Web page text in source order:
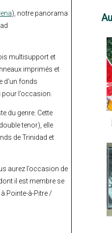
), notre panorama
multisupport et
imprimés et
d’un fonds
l’occasion.
du genre. Cette
tenor), elle
de Trinidad et
aurez l’occasion de
il est membre se
Pointe-à-Pitre /